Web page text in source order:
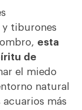
tiburones
esta
de
el miedo
natural
más